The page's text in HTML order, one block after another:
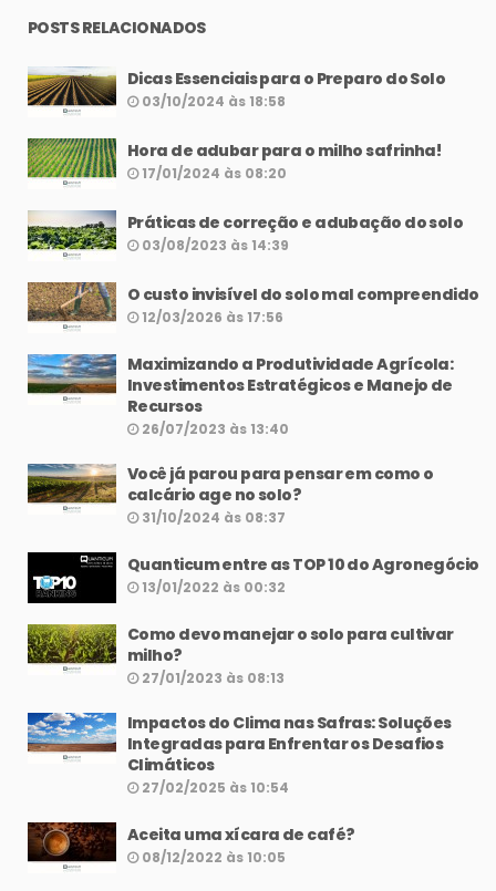
POSTS RELACIONADOS
Dicas Essenciais para o Preparo do Solo
03/10/2024 às 18:58
Hora de adubar para o milho safrinha!
17/01/2024 às 08:20
Práticas de correção e adubação do solo
03/08/2023 às 14:39
O custo invisível do solo mal compreendido
12/03/2026 às 17:56
Maximizando a Produtividade Agrícola:
Investimentos Estratégicos e Manejo de
Recursos
26/07/2023 às 13:40
Você já parou para pensar em como o
calcário age no solo?
31/10/2024 às 08:37
Quanticum entre as TOP 10 do Agronegócio
13/01/2022 às 00:32
Como devo manejar o solo para cultivar
milho?
27/01/2023 às 08:13
Impactos do Clima nas Safras: Soluções
Integradas para Enfrentar os Desafios
Climáticos
27/02/2025 às 10:54
Aceita uma xícara de café?
08/12/2022 às 10:05